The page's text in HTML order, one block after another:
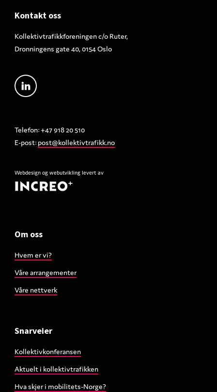
Footer
Kontakt oss
Kollektivtrafikkforeningen c/o Ruter,
Dronningens gate 40, 0154 Oslo
Telefon: +47 918 20 510
E-post: post@kollektivtrafikk.no
Webdesign og webutvikling levert av
Om oss
Hvem er vi?
Våre arrangementer
Våre nettverk
Snarveier
Kollektivkonferansen
Aktuelt i kollektivtrafikken
Hva skjer i mobilitets-Norge?